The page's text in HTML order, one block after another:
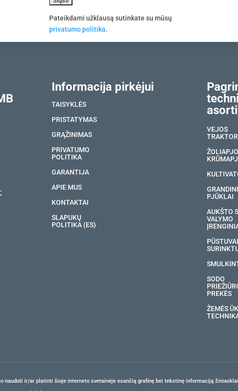
Pateikdami užklausą sutinkate su mūsų
privatumo politika.
;
Informacija pirkėjui
TAISYKLĖS
PRISTATYMAS
GRĄŽINIMAS
PRIVATUMO
POLITIKA
GARANTIJA
APIE MUS
KONTAKTAI
SLAPUKŲ
POLITIKA (ES)
VEJOS
PJŪKLAI
AUKŠTO
VALYMO
SODO
PREKĖS
ŽEMĖS
ir/ar platinti šioje interneto svetainėje esančią grafinę bei tekstinę informaciją